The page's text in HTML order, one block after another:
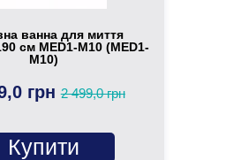
ванна для миття
см MED1-M10 (MED1-
M10)
грн2 499,0 грн
Купити